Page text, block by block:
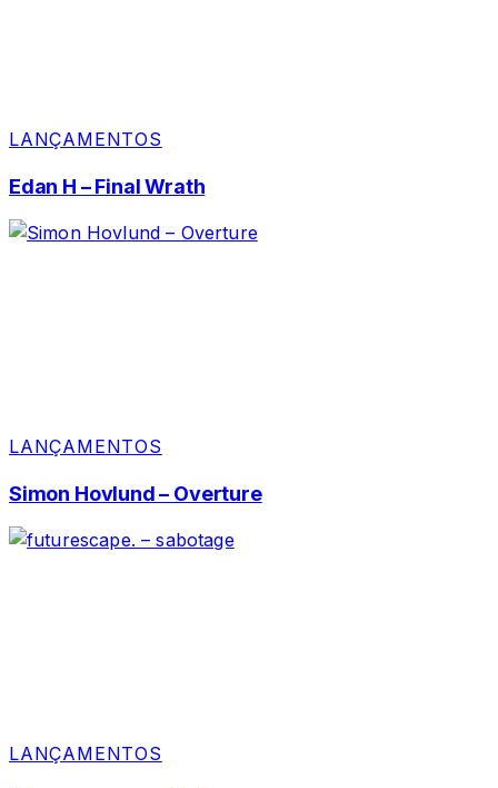
LANÇAMENTOS
Edan H – Final Wrath
LANÇAMENTOS
Simon Hovlund – Overture
LANÇAMENTOS